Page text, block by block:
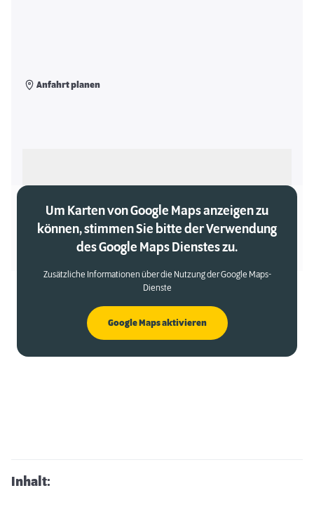
Anfahrt planen
Um Karten von Google Maps anzeigen zu
können, stimmen Sie bitte der Verwendung
des Google Maps Dienstes zu.
Zusätzliche Informationen über die Nutzung der Google Maps-
Dienste
Google Maps aktivieren
Inhalt: